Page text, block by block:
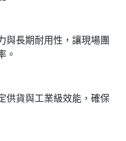
與長期耐用性，讓現場團
。
供貨與工業級效能，確保